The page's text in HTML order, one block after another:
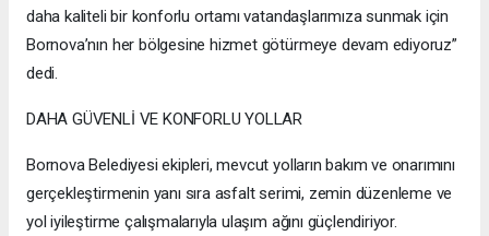
daha kaliteli bir konforlu ortamı vatandaşlarımıza sunmak için
Bornova’nın her bölgesine hizmet götürmeye devam ediyoruz”
dedi.
DAHA GÜVENLİ VE KONFORLU YOLLAR
Bornova Belediyesi ekipleri, mevcut yolların bakım ve onarımını
gerçekleştirmenin yanı sıra asfalt serimi, zemin düzenleme ve
yol iyileştirme çalışmalarıyla ulaşım ağını güçlendiriyor.